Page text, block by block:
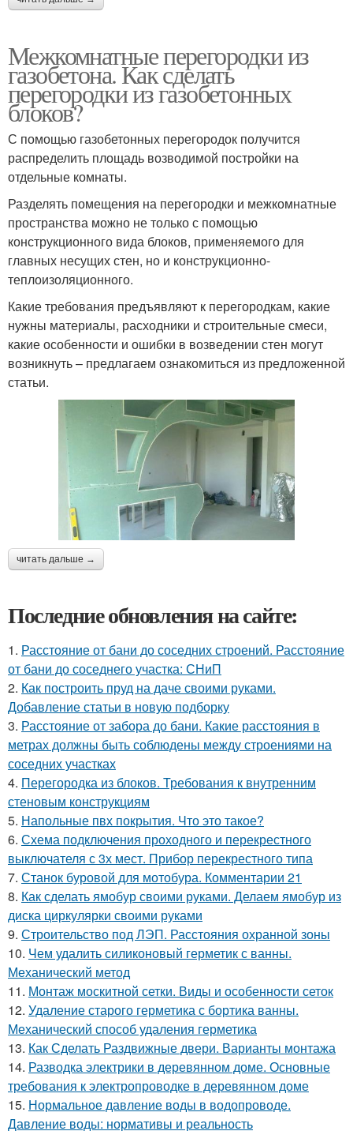
Межкомнатные перегородки из
газобетона. Как сделать
перегородки из газобетонных
блоков?
С помощью газобетонных перегородок получится
распределить площадь возводимой постройки на
отдельные комнаты.
Разделять помещения на перегородки и межкомнатные
пространства можно не только с помощью
конструкционного вида блоков, применяемого для
главных несущих стен, но и конструкционно-
теплоизоляционного.
Какие требования предъявляют к перегородкам, какие
нужны материалы, расходники и строительные смеси,
какие особенности и ошибки в возведении стен могут
возникнуть – предлагаем ознакомиться из предложенной
статьи.
читать дальше →
Последние обновления на сайте:
1. Расстояние от бани до соседних строений. Расстояние
от бани до соседнего участка: СНиП
2. Как построить пруд на даче своими руками.
Добавление статьи в новую подборку
3. Расстояние от забора до бани. Какие расстояния в
метрах должны быть соблюдены между строениями на
соседних участках
4. Перегородка из блоков. Требования к внутренним
стеновым конструкциям
5. Напольные пвх покрытия. Что это такое?
6. Схема подключения проходного и перекрестного
выключателя с 3х мест. Прибор перекрестного типа
7. Станок буровой для мотобура. Комментарии 21
8. Как сделать ямобур своими руками. Делаем ямобур из
диска циркулярки своими руками
9. Строительство под ЛЭП. Расстояния охранной зоны
10. Чем удалить силиконовый герметик с ванны.
Механический метод
11. Монтаж москитной сетки. Виды и особенности сеток
12. Удаление старого герметика с бортика ванны.
Механический способ удаления герметика
13. Как Сделать Раздвижные двери. Варианты монтажа
14. Разводка электрики в деревянном доме. Основные
требования к электропроводке в деревянном доме
15. Нормальное давление воды в водопроводе.
Давление воды: нормативы и реальность